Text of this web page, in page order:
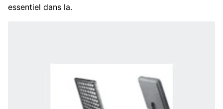
essentiel dans la.